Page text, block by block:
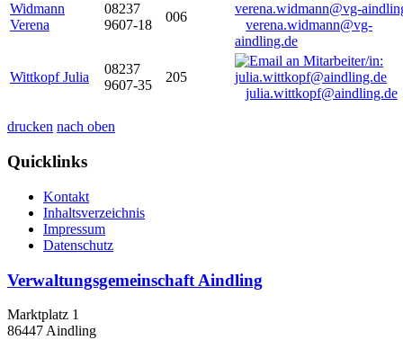
Widmann
Verena
08237
9607-18
006
verena.widmann@vg-
aindling.de
Wittkopf Julia
08237
9607-35
205
julia.wittkopf@aindling.de
drucken nach oben
Quicklinks
Kontakt
Inhaltsverzeichnis
Impressum
Datenschutz
Verwaltungsgemeinschaft Aindling
Marktplatz 1
86447 Aindling